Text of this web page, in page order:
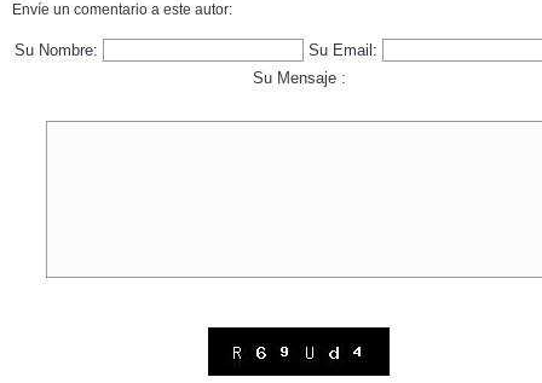
Envíe un comentario a este autor:
Su Nombre:
Su Email:
Su Mensaje :